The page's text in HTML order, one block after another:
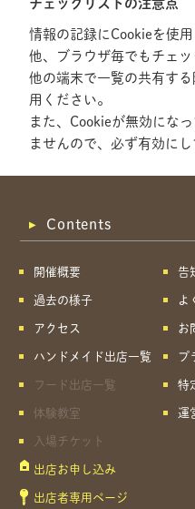
チェックリストの注意点
情報の記録にCookieを使
他、ブラウザ毎でもチェッ
他の端末で一覧の共有す
用ください。
また、Cookieが無効にな
ませんので、必ず有効にし
Contents
開催概要
過去の様子
アクセス
ハンドメイド出店一覧
フード出店一覧
体験教室
入場チケット
出店お申し込み
出店者専用ページ
告
よ
お
プ
特
運